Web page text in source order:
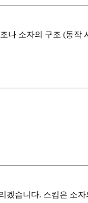
나 소자의 구조 (동
겠습니다. 스킴은 소